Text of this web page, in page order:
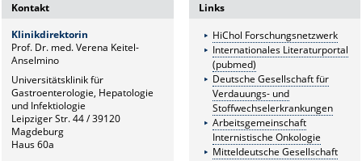
Kontakt
Klinikdirektorin
Prof. Dr. med. Verena Keitel-
Anselmino
Universitätsklinik für
Gastroenterologie, Hepatologie
und Infektiologie
Leipziger Str. 44 / 39120
Magdeburg
Haus 60a
Links
HiChol Forschungsnetzwerk
Internationales Literaturportal
(pubmed)
Deutsche Gesellschaft für
Verdauungs- und
Stoffwechselerkrankungen
Arbeitsgemeinschaft
Internistische Onkologie
Mitteldeutsche Gesellschaft